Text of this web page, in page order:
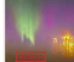
MUSICA